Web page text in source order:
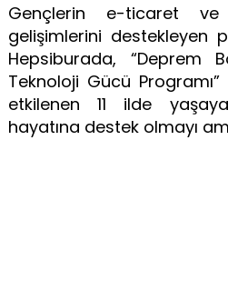
Gençlerin e-ticaret ve
gelişimlerini destekleyen
Hepsiburada, “Deprem
Teknoloji Gücü
etkilenen 11 ilde
hayatına destek olmayı